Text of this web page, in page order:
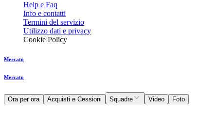
Help e Faq
Info e contatti
Termini del servizio
Utilizzo dati e privacy
Cookie Policy
Mercato
Mercato
Ora per ora Acquisti e Cessioni Squadre Video Foto